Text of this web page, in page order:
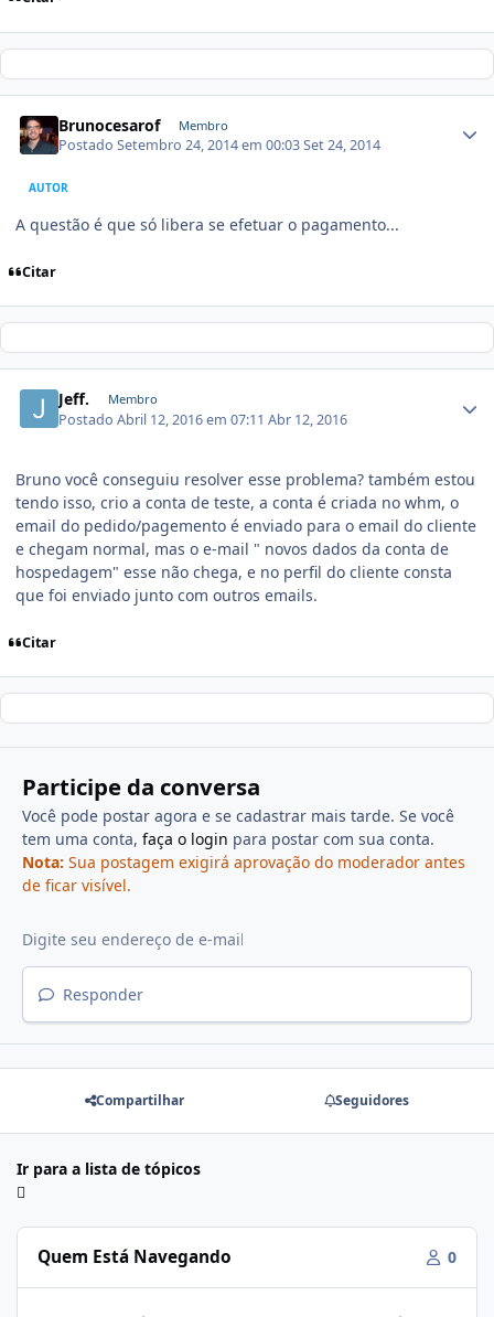
Brunocesarof Membro
PostadoSetembro 24, 2014 em 00:03Set 24, 2014
AUTOR
A questão é que só libera se efetuar o pagamento...
Citar
Jeff. Membro
PostadoAbril 12, 2016 em 07:11Abr 12, 2016
Bruno você conseguiu resolver esse problema? também estou
tendo isso, crio a conta de teste, a conta é criada no whm, o
email do pedido/pagemento é enviado para o email do cliente
e chegam normal, mas o e-mail " novos dados da conta de
hospedagem" esse não chega, e no perfil do cliente consta
que foi enviado junto com outros emails.
Citar
Participe da conversa
Você pode postar agora e se cadastrar mais tarde. Se você
tem uma conta, faça o login para postar com sua conta.
Nota: Sua postagem exigirá aprovação do moderador antes
de ficar visível.
Responder
Compartilhar Seguidores
Ir para a lista de tópicos
Quem Está Navegando 0